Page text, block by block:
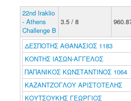
22nd Iraklio
- Athens
Challenge B
3.5 / 8
ΔΕΣΠΟΤΗΣ ΑΘΑΝΑΣΙΟΣ 1183
ΚΟΝΤΗΣ ΙΑΣΩΝ-ΑΓΓΕΛΟΣ
ΠΑΠΑΝΙΚΟΣ ΚΩΝΣΤΑΝΤΙΝΟΣ 1064
ΚΑΖΑΝΤΖΟΓΛΟΥ ΑΡΙΣΤΟΤΕΛΗΣ
ΚΟΥΤΣΟΥΚΗΣ ΓΕΩΡΓΙΟΣ